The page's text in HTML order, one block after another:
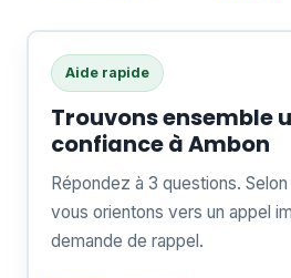
Aide rapide
Trouvons ensemble
confiance à Ambon
Répondez à 3 questions.
vous orientons vers un appel
demande de rappel.